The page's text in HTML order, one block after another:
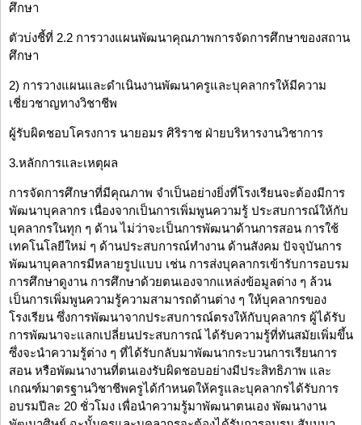
ศึกษา
ตัวบ่งชี้ที่ 2.2 การวางแผนพัฒนาคุณภาพการจัดการศึกษาของสถาน
ศึกษา
2) การวางแผนและดำเนินงานพัฒนาครูและบุคลากรให้มีความ
เชี่ยวชาญทางวิชาชีพ
ผู้รับผิดชอบโครงการ นายอมร ศิริราช ฝ่ายบริหารงานวิชาการ
3.หลักการและเหตุผล
การจัดการศึกษาที่มีคุณภาพ จำเป็นอย่างยิ่งที่โรงเรียนจะต้องมีการ
พัฒนาบุคลากร เนื่องจากเป็นการเพิ่มพูนความรู้ ประสบการณ์ให้กับ
บุคลากรในทุก ๆ ด้าน ไม่ว่าจะเป็นการพัฒนาด้านการสอน การใช้
เทคโนโลยีใหม่ ๆ ด้านประสบการณ์ทำงาน ด้านสังคม ปัจจุบันการ
พัฒนาบุคลากรมีหลายรูปแบบ เช่น การส่งบุคลากรเข้ารับการอบรม
การศึกษาดูงาน การศึกษาด้วยตนเองจากแหล่งข้อมูลต่าง ๆ ล้วน
เป็นการเพิ่มพูนความรู้ความสามารถด้านต่าง ๆ ให้บุคลากรของ
โรงเรียน ซึ่งการพัฒนาจากประสบการณ์ตรงให้กับบุคลากร ผู้ได้รับ
การพัฒนาจะแลกเปลี่ยนประสบการณ์ ได้รับความรู้ที่ทันสมัยเพิ่มขึ้น
ซึ่งจะนำความรู้ต่าง ๆ ที่ได้รับกลับมาพัฒนากระบวนการเรียนการ
สอน หรือพัฒนางานที่ตนเองรับผิดชอบอย่างมีประสิทธิภาพ และ
เกณฑ์มาตรฐานวิชาชีพครูได้กำหนดให้ครูและบุคลากรได้รับการ
อบรมปีละ 20 ชั่วโมง เพื่อนำความรู้มาพัฒนาตนเอง พัฒนางาน